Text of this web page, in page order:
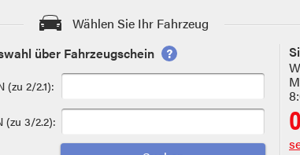
Wählen Sie Ihr Fahrzeug
über Fahrzeugschein ?
(zu 2/2.1):
(zu 3/2.2):